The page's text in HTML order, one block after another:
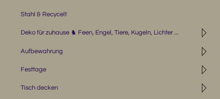
Stahl & Recycelt
◹
Deko für zuhause ♞ Feen, Engel, Tiere, Kugeln, Lichter ...
◹
Aufbewahrung
◹
Festtage
◹
Tisch decken